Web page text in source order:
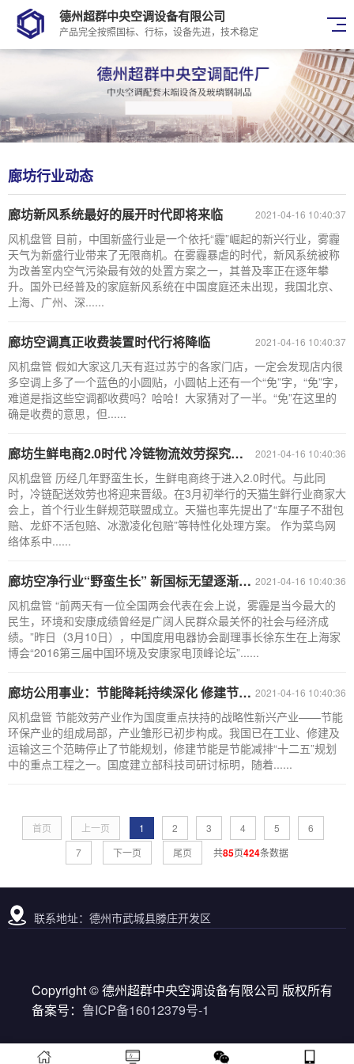
德州超群中央空调设备有限公司
产品完全按照国标、行标，设备先进，技术稳定
廊坊行业动态
2021-04-16 10:40:37
廊坊新风系统最好的展开时代即将来临
风机盘管 目前，中国新盛行业是一个依托“霾”崛起的新兴行业，雾霾
天气为新盛行业带来了无限商机。在雾霾暴虐的时代，新风系统被称
为改善室内空气污染最有效的处置方案之一，其普及率正在逐年攀
升。国外已经普及的家庭新风系统在中国度庭还未出现，我国北京、
上海、广州、深......
2021-04-16 10:40:37
廊坊空调真正收费装置时代行将降临
风机盘管 假如大家这几天有逛过苏宁的各家门店，一定会发现店内很
多空调上多了一个蓝色的小圆贴，小圆帖上还有一个“免”字，“免”字，
难道是指这些空调都收费吗？哈哈！大家猜对了一半。“免”在这里的
确是收费的意思，但......
2021-04-16 10:40:36
廊坊生鲜电商2.0时代 冷链物流效劳探究新规范
风机盘管 历经几年野蛮生长，生鲜电商终于进入2.0时代。与此同
时，冷链配送效劳也将迎来晋级。在3月初举行的天猫生鲜行业商家大
会上，首个行业生鲜规范联盟成立。天猫也率先提出了“车厘子不甜包
赔、龙虾不活包赔、冰激凌化包赔”等特性化处理方案。 作为菜鸟网
络体系中......
2021-04-16 10:40:36
廊坊空净行业“野蛮生长” 新国标无望逐渐淘汰“杂牌军”
风机盘管 “前两天有一位全国两会代表在会上说，雾霾是当今最大的
民生，环境和安康成绩曾经是广阔人民群众最关怀的社会与经济成
绩。”昨日（3月10日），中国度用电器协会副理事长徐东生在上海家
博会“2016第三届中国环境及安康家电顶峰论坛”......
2021-04-16 10:40:36
廊坊公用事业：节能降耗持续深化 修建节能开展提速
风机盘管 节能效劳产业作为国度重点扶持的战略性新兴产业——节能
环保产业的组成局部，产业雏形已初步构成。我国已在工业、修建及
运输这三个范畴停止了节能规划，修建节能是节能减排“十二五”规划
中的重点工程之一。国度建立部科技司研讨标明，随着......
首页 上一页 1 2 3 4 5
6
7
下一页 尾页 共85页424条数据
联系地址：德州市武城县滕庄开发区
Copyright © 德州超群中央空调设备有限公司 版权所有
备案号： 鲁ICP备16012379号-1